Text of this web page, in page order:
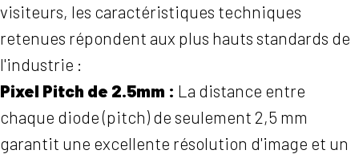
visiteurs, les caractéristiques techniques
retenues répondent aux plus hauts standards de
l'industrie :
Pixel Pitch de 2.5mm : La distance entre
chaque diode (pitch) de seulement 2,5 mm
garantit une excellente résolution d'image et un